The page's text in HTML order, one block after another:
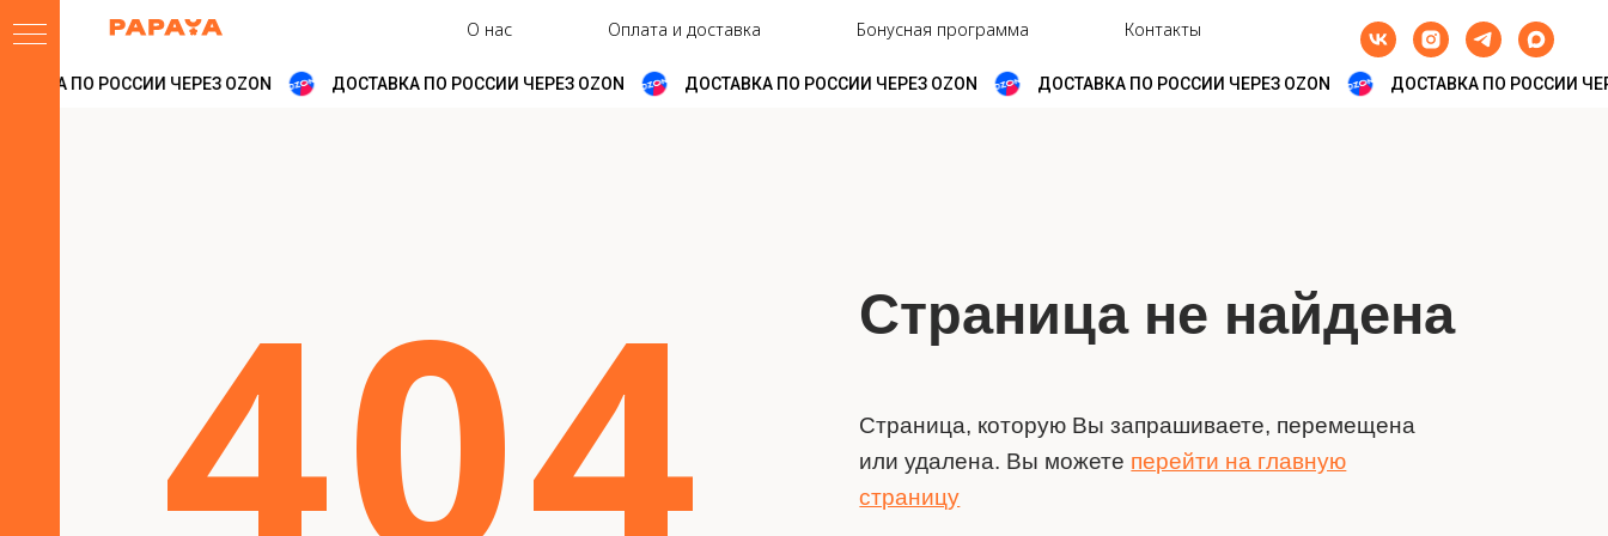
О нас Оплата и доставка Бонусная программа Контакты
ПО РОССИИ ЧЕРЕЗ OZON ДОСТАВКА ПО РОССИИ ЧЕРЕЗ OZON ДОСТАВКА ПО РОССИИ ЧЕРЕЗ OZON ДОСТАВКА ПО РОССИИ ЧЕРЕЗ OZON ДОСТАВКА ПО РОССИИ
Страница не найдена
404
или удалена. Вы можетеперейти на главную
страницу